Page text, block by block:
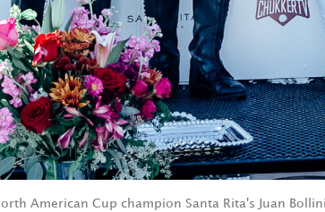
American Cup champion Santa Rita's Juan